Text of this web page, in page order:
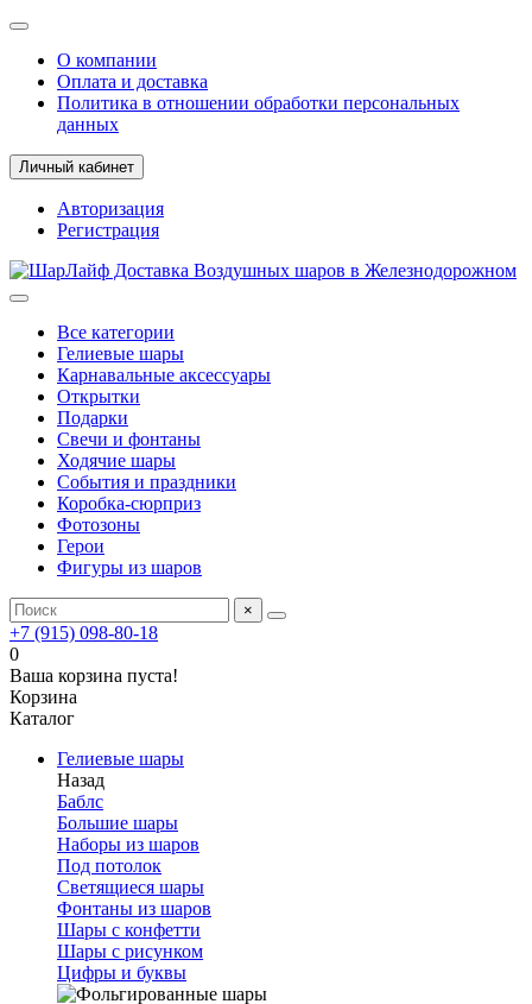
О компании
Оплата и доставка
Политика в отношении обработки персональных
данных
Личный кабинет
Авторизация
Регистрация
Все категории
Гелиевые шары
Карнавальные аксессуары
Открытки
Подарки
Свечи и фонтаны
Ходячие шары
События и праздники
Коробка-сюрприз
Фотозоны
Герои
Фигуры из шаров
×
+7 (915) 098-80-18
0
Ваша корзина пуста!
Корзина
Каталог
Гелиевые шары
Назад
Баблс
Большие шары
Наборы из шаров
Под потолок
Светящиеся шары
Фонтаны из шаров
Шары с конфетти
Шары с рисунком
Цифры и буквы